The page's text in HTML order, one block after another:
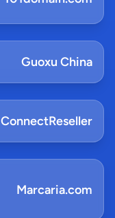
Guoxu China
ConnectReseller
Marcaria.com